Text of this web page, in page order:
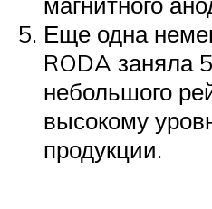
Еще одна
RODA заняла
небольшого
высокому
продукции.